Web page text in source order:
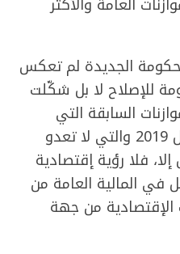
الحكومة الجديدة لم تعكس
للإصلاح لا بل شكّلت
السابقة التي
سبقت تاريخ 17 تشرين الأول 2019 والتي لا تعدو
فلا رؤية إقتصادية
في المالية العامة من
من جهة